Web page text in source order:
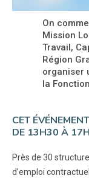
On
Mission
Travail,
Région
organiser
la
CET
DE 13H30 À
Près de 30
d’emploi